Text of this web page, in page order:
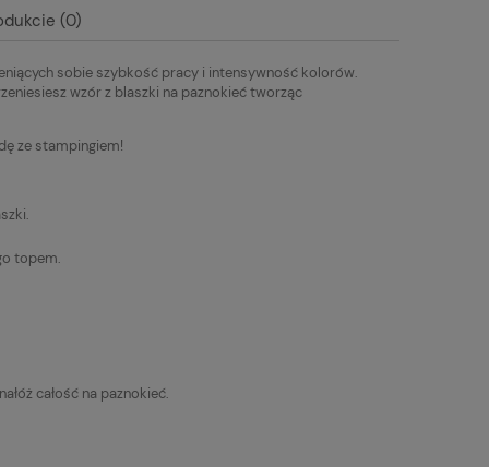
(0)
sobie szybkość pracy i intensywność kolorów.
wzór z blaszki na paznokieć tworząc
ze stampingiem!
topem.
całość na paznokieć.